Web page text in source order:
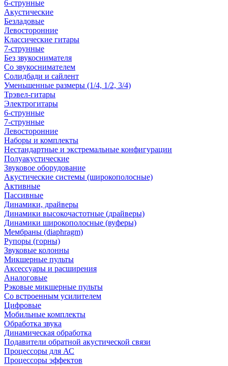
6-струнные
Акустические
Безладовые
Левосторонние
Классические гитары
7-струнные
Без звукоснимателя
Со звукоснимателем
Солидбади и сайлент
Уменьшенные размеры (1/4, 1/2, 3/4)
Трэвел-гитары
Электрогитары
6-струнные
7-струнные
Левосторонние
Наборы и комплекты
Нестандартные и экстремальные конфигурации
Полуакустические
Звуковое оборудование
Акустические системы (широкополосные)
Активные
Пассивные
Динамики, драйверы
Динамики высокочастотные (драйверы)
Динамики широкополосные (вуферы)
Мембраны (diaphragm)
Рупоры (горны)
Звуковые колонны
Микшерные пульты
Аксессуары и расширения
Аналоговые
Рэковые микшерные пульты
Со встроенным усилителем
Цифровые
Мобильные комплекты
Обработка звука
Динамическая обработка
Подавители обратной акустической связи
Процессоры для АС
Процессоры эффектов